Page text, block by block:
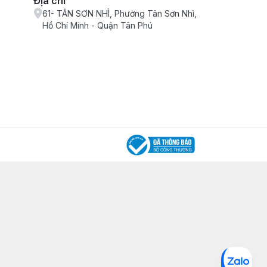
61- TÂN SƠN NHÌ, Phường Tân Sơn Nhì,
Hồ Chí Minh - Quận Tân Phú